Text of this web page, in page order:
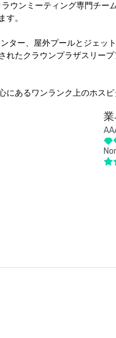
ウンミーティング専門チー
。
ー、屋外プールとジェッ
たクラウンプラザスリー
あるワンランク上のホスピ